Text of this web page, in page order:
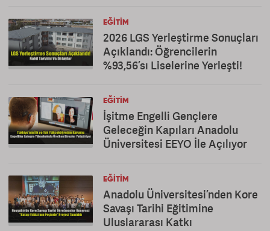
EĞITIM
2026 LGS Yerleştirme Sonuçları
Açıklandı: Öğrencilerin
%93,56’sı Liselerine Yerleşti!
EĞITIM
İşitme Engelli Gençlere
Geleceğin Kapıları Anadolu
Üniversitesi EEYO İle Açılıyor
EĞITIM
Anadolu Üniversitesi’nden Kore
Savaşı Tarihi Eğitimine
Uluslararası Katkı